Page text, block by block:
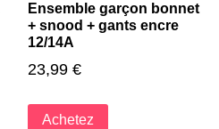
Ensemble garçon bonnet
+ snood + gants encre
12/14A
23,99 €
Achetez